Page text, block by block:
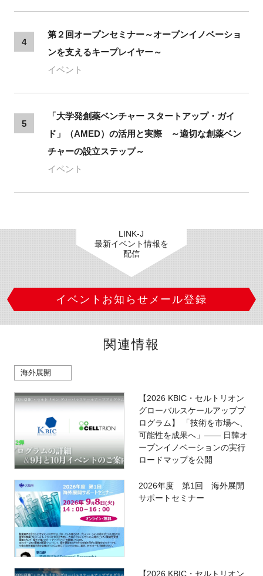
4
第２回オープンセミナー～オープンイノベーショ
ンを支えるキープレイヤー～
イベント
5
「大学発創薬ベンチャー スタートアップ・ガイ
ド」（AMED）の活用と実際 ～適切な創薬ベン
チャーの設立ステップ～
イベント
LINK-J
最新イベント情報を
配信
イベントお知らせメール登録
関連情報
海外展開
【2026 KBIC・セルトリオン
グローバルスケールアッププ
ログラム】 「技術を市場へ、
可能性を成果へ」―― 日韓オ
ープンイノベーションの実行
ロードマップを公開
2026年度 第1回 海外展開
サポートセミナー
【2026 KBIC・セルトリオン